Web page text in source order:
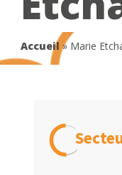
Accueil » Marie